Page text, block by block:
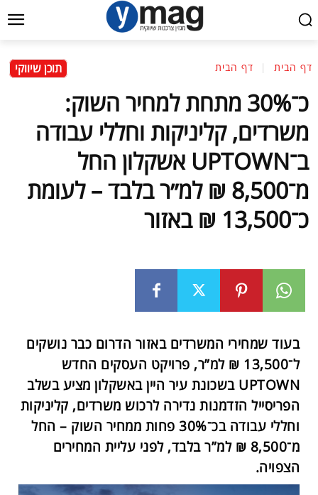
דף הבית דף הבית תוכן שיווקי
כ־30% מתחת למחיר השוק:
משרדים, קליניקות וחללי עבודה
ב־UPTOWN אשקלון החל
מ־8,500 ₪ למ״ר בלבד – לעומת
כ־13,500 ₪ באזור
בעוד שמחירי המשרדים באזור הדרום כבר נושקים
ל־13,500 ₪ למ”ר, פרויקט העסקים החדש
UPTOWN בשכונת עיר היין באשקלון מציע בשלב
הפריסייל הזדמנות נדירה לרכוש משרדים, קליניקות
וחללי עבודה בכ־30% פחות ממחיר השוק – החל
מ־8,500 ₪ למ”ר בלבד, לפני עליית המחירים
הצפויה.